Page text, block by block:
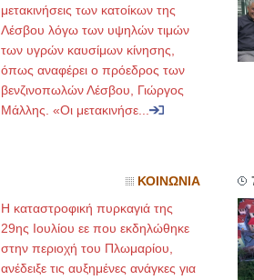
μετακινήσεις των κατοίκων της
Λέσβου λόγω των υψηλών τιμών
των υγρών καυσίμων κίνησης,
όπως αναφέρει ο πρόεδρος των
βενζινοπωλών Λέσβου, Γιώργος
Μάλλης. «Οι μετακινήσε...
ΚΟΙΝΩΝΙΑ
Η καταστροφική πυρκαγιά της
29ης Ιουλίου εε που εκδηλώθηκε
στην περιοχή του Πλωμαρίου,
ανέδειξε τις αυξημένες ανάγκες για